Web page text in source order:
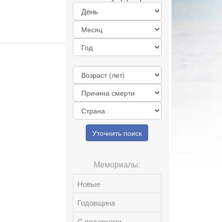
Уточнить поиск
Мемориалы:
Новые
Годовщина